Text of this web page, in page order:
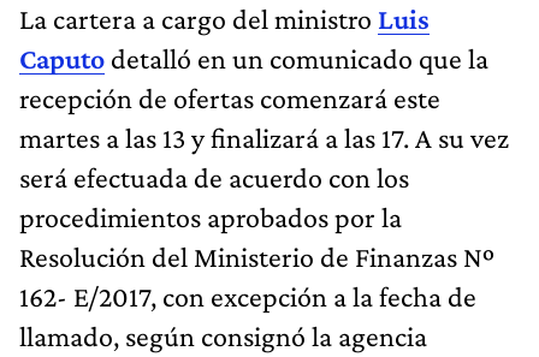
La cartera a cargo del ministro Luis
Caputo detalló en un comunicado que la
recepción de ofertas comenzará este
martes a las 13 y finalizará a las 17. A su vez
será efectuada de acuerdo con los
procedimientos aprobados por la
Resolución del Ministerio de Finanzas Nº
162- E/2017, con excepción a la fecha de
llamado, según consignó la agencia